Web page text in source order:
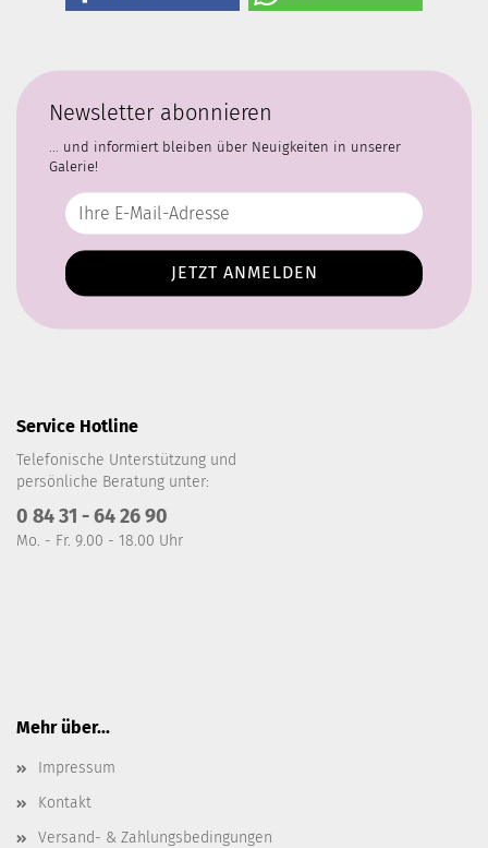
Newsletter abonnieren
... und informiert bleiben über Neuigkeiten in unserer
Galerie!
Service Hotline
Telefonische Unterstützung und
persönliche Beratung unter:
0 84 31 - 64 26 90
Mo. - Fr. 9.00 - 18.00 Uhr
Mehr über...
Impressum
Kontakt
Versand- & Zahlungsbedingungen